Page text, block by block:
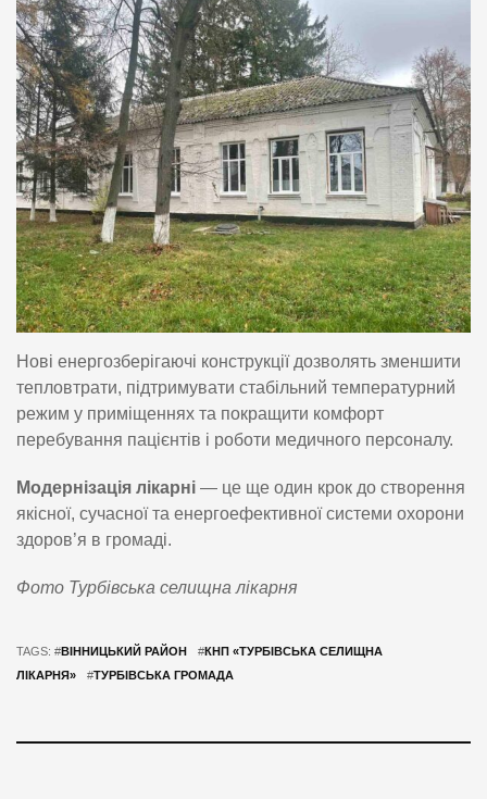
Нові енергозберігаючі конструкції дозволять зменшити
тепловтрати, підтримувати стабільний температурний
режим у приміщеннях та покращити комфорт
перебування пацієнтів і роботи медичного персоналу.
Модернізація лікарні — це ще один крок до створення
якісної, сучасної та енергоефективної системи охорони
здоров’я в громаді.
Фото Турбівська селищна лікарня
TAGS: #ВІННИЦЬКИЙ РАЙОН #КНП «ТУРБІВСЬКА СЕЛИЩНА
ЛІКАРНЯ»
#ТУРБІВСЬКА ГРОМАДА